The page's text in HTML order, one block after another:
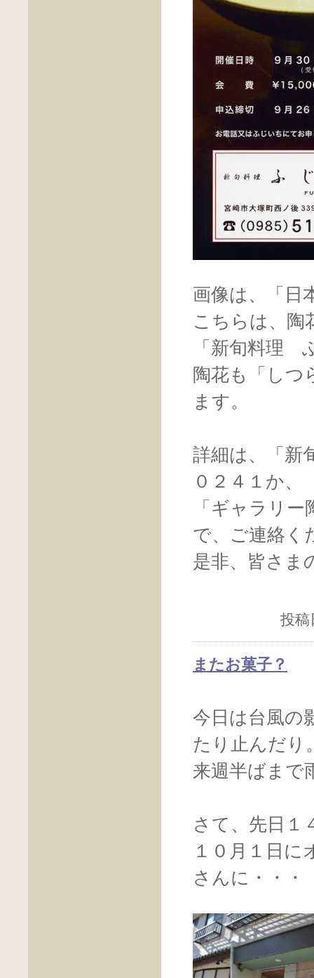
画像は、「日
こちらは、陶
「新旬料理
陶花も「しつ
ます。
詳細は、「新
０２４１か、
「ギャラリ
で、ご連絡く
是非、皆さま
投稿
またお菓子？
今日は台風の
たり止んだり
来週半ばまで
さて、先日１
１０月１日
さんに・・・